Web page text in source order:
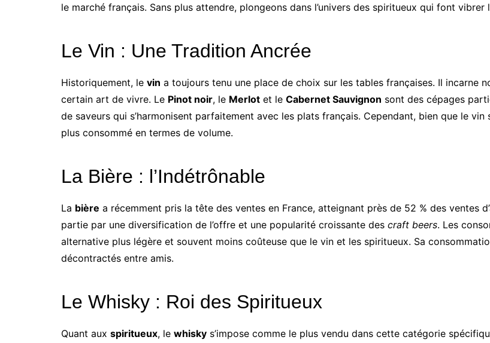
le marché français. Sans plus attendre, plongeons dans l’univers des spiritueux qui font vibrer
Le Vin : Une Tradition Ancrée
Historiquement, le vin a toujours tenu une place de choix sur les tables françaises. Il incarne
certain art de vivre. Le Pinot noir, le Merlot et le Cabernet Sauvignon sont des cépages
de saveurs qui s’harmonisent parfaitement avec les plats français. Cependant, bien que le vin
plus consommé en termes de volume.
La Bière : l’Indétrônable
La bière a récemment pris la tête des ventes en France, atteignant près de 52 % des ventes
partie par une diversification de l’offre et une popularité croissante des craft beers. Les
alternative plus légère et souvent moins coûteuse que le vin et les spiritueux. Sa
décontractés entre amis.
Le Whisky : Roi des Spiritueux
Quant aux spiritueux, le whisky s’impose comme le plus vendu dans cette catégorie